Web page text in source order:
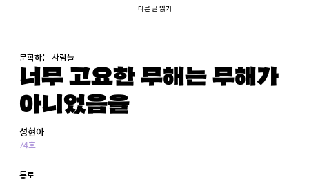
다른 글 읽기
문학하는 사람들
너무 고요한 무해는 무해가
아니었음을
성현아
74호
통로